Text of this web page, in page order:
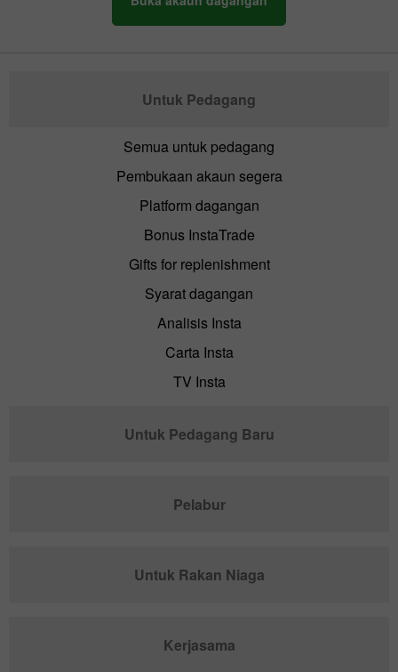
Untuk Pedagang
Semua untuk pedagang
Pembukaan akaun segera
Platform dagangan
Bonus InstaTrade
Gifts for replenishment
Syarat dagangan
Analisis Insta
Carta Insta
TV Insta
Untuk Pedagang Baru
Pelabur
Untuk Rakan Niaga
Kerjasama